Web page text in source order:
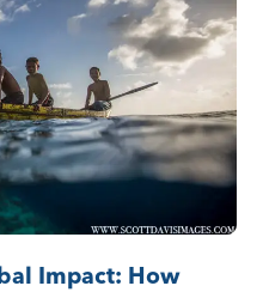
Impact: How